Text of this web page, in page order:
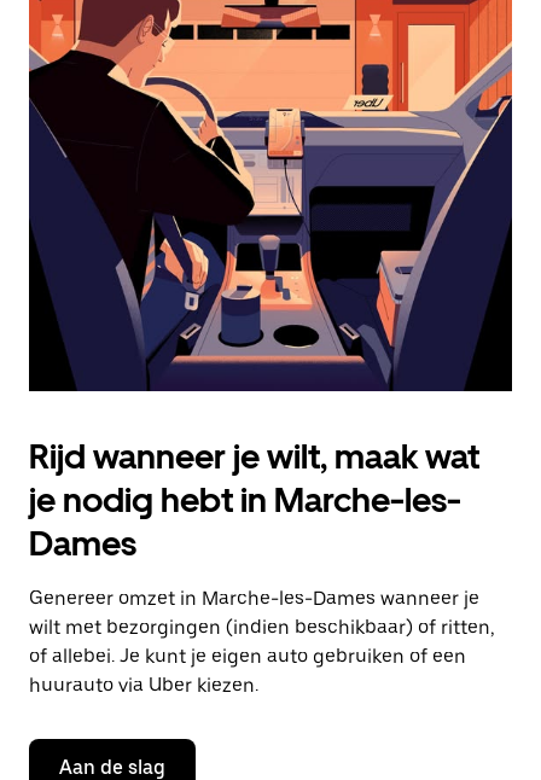
een
datum
te
selecteren.
Druk
Escape
agenda
te
sluiten.
Rijd wanneer je wilt, maak wat
je nodig hebt in Marche-les-
Dames
Genereer omzet in Marche-les-Dames wanneer je
wilt met bezorgingen (indien beschikbaar) of ritten,
of allebei. Je kunt je eigen auto gebruiken of een
huurauto via Uber kiezen.
Aan de slag